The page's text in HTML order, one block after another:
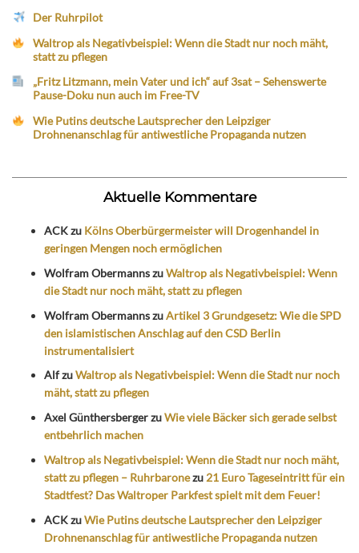
Der Ruhrpilot
Waltrop als Negativbeispiel: Wenn die Stadt nur noch mäht,
statt zu pflegen
„Fritz Litzmann, mein Vater und ich“ auf 3sat – Sehenswerte
Pause-Doku nun auch im Free-TV
Wie Putins deutsche Lautsprecher den Leipziger
Drohnenanschlag für antiwestliche Propaganda nutzen
Aktuelle Kommentare
ACKzu Kölns Oberbürgermeister will Drogenhandel in
geringen Mengen noch ermöglichen
Wolfram ObermannszuWaltrop als Negativbeispiel: Wenn
die Stadt nur noch mäht, statt zu pflegen
Wolfram ObermannszuArtikel 3 Grundgesetz: Wie die SPD
den islamistischen Anschlag auf den CSD Berlin
instrumentalisiert
AlfzuWaltrop als Negativbeispiel: Wenn die Stadt nur noch
mäht, statt zu pflegen
Axel GünthersbergerzuWie viele Bäcker sich gerade selbst
entbehrlich machen
Waltrop als Negativbeispiel: Wenn die Stadt nur noch mäht,
statt zu pflegen – Ruhrbaronezu 21 Euro Tageseintritt für ein
Stadtfest? Das Waltroper Parkfest spielt mit dem Feuer!
ACKzuWie Putins deutsche Lautsprecher den Leipziger
Drohnenanschlag für antiwestliche Propaganda nutzen